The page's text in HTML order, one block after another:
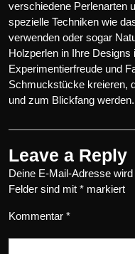
verschiedene Perlenarten
spezielle Techniken wie
verwenden oder sogar
Holzperlen in Ihre Designs
Experimentierfreude und
Schmuckstücke kreieren,
und zum Blickfang werden.
Leave a Reply
Deine E-Mail-Adresse
Felder sind mit * markiert
Kommentar *